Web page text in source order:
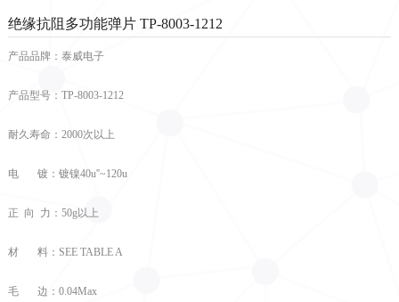
绝缘抗阻多功能弹片 TP-8003-1212
产品品牌：泰威电子
产品型号：TP-8003-1212
耐久寿命：2000次以上
电 镀：镀镍40u''~120u
正 向 力：50g以上
材 料：SEE TABLE A
毛 边：0.04Max